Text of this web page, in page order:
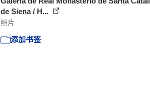
de Siena / H...
照片
添加书签